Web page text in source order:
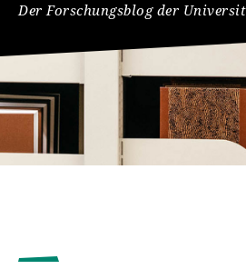
Der Forschungsblog der